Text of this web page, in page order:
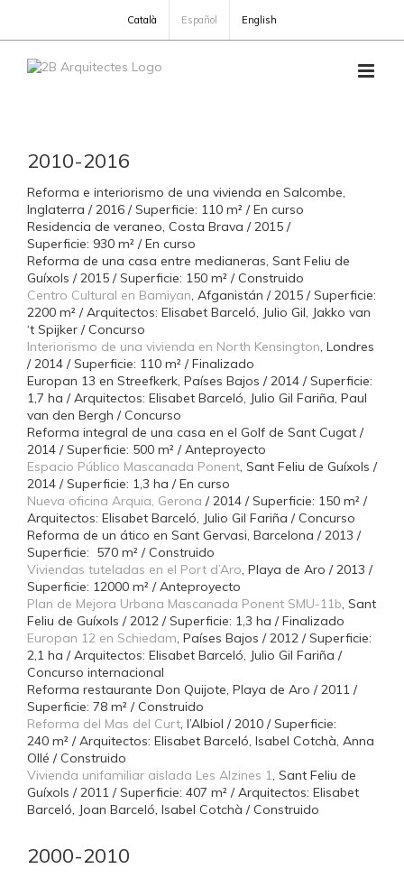
content
Català Español English
2010-2016
Reforma e interiorismo de una vivienda en Salcombe,
Inglaterra / 2016 / Superficie: 110 m² / En curso
Residencia de veraneo, Costa Brava / 2015 /
Superficie: 930 m² / En curso
Reforma de una casa entre medianeras, Sant Feliu de
Guíxols / 2015 / Superficie: 150 m² / Construido
Centro Cultural en Bamiyan, Afganistán / 2015 / Superficie:
2200 m² / Arquitectos: Elisabet Barceló, Julio Gil, Jakko van
‘t Spijker / Concurso
Interiorismo de una vivienda en North Kensington, Londres
/ 2014 / Superficie: 110 m² / Finalizado
Europan 13 en Streefkerk, Países Bajos / 2014 / Superficie:
1,7 ha / Arquitectos: Elisabet Barceló, Julio Gil Fariña, Paul
van den Bergh / Concurso
Reforma integral de una casa en el Golf de Sant Cugat /
2014 / Superficie: 500 m² / Anteproyecto
Espacio Público Mascanada Ponent, Sant Feliu de Guíxols /
2014 / Superficie: 1,3 ha / En curso
Nueva oficina Arquia, Gerona / 2014 / Superficie: 150 m² /
Arquitectos: Elisabet Barceló, Julio Gil Fariña / Concurso
Reforma de un ático en Sant Gervasi, Barcelona / 2013 /
Superficie: 570 m² / Construido
Viviendas tuteladas en el Port d’Aro, Playa de Aro / 2013 /
Superficie: 12000 m² / Anteproyecto
Plan de Mejora Urbana Mascanada Ponent SMU-11b, Sant
Feliu de Guíxols / 2012 / Superficie: 1,3 ha / Finalizado
Europan 12 en Schiedam, Países Bajos / 2012 / Superficie:
2,1 ha / Arquitectos: Elisabet Barceló, Julio Gil Fariña /
Concurso internacional
Reforma restaurante Don Quijote, Playa de Aro / 2011 /
Superficie: 78 m² / Construido
Reforma del Mas del Curt, l’Albiol / 2010 / Superficie:
240 m² / Arquitectos: Elisabet Barceló, Isabel Cotchà, Anna
Ollé / Construido
Vivienda unifamiliar aislada Les Alzines 1, Sant Feliu de
Guíxols / 2011 / Superficie: 407 m² / Arquitectos: Elisabet
Barceló, Joan Barceló, Isabel Cotchà / Construido
2000-2010